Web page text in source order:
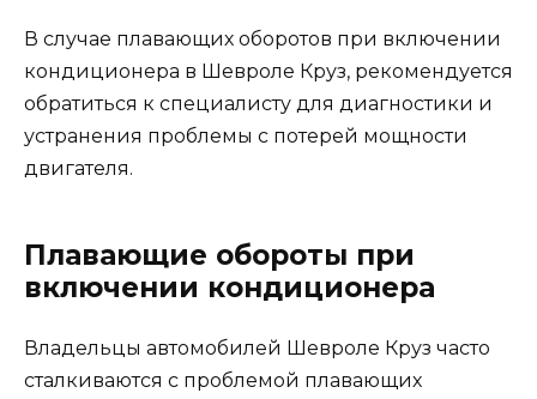
В случае плавающих оборотов при включении
кондиционера в Шевроле Круз, рекомендуется
обратиться к специалисту для диагностики и
устранения проблемы с потерей мощности
двигателя.
Плавающие обороты при
включении кондиционера
Владельцы автомобилей Шевроле Круз часто
сталкиваются с проблемой плавающих